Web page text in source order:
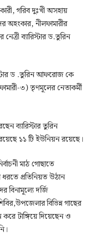
গরিব দুঃখী অসহায়
অহংকার, নীলফামারীর
ব্যারিস্টার ড.তুরিন
ড .তুরিন আফরোজ কে
৩) তৃণমূলের নেতাকর্মী
ব্যারিস্টার তুরিন
১১ টি ইউনিয়ন রয়েছে।
মাঠ গোছাতে
প্রতিনিয়ত উঠান
বিনামূল্যে দর্জি
বিভিন্ন গাছের
টাঙ্গিয়ে দিয়েছেন ও